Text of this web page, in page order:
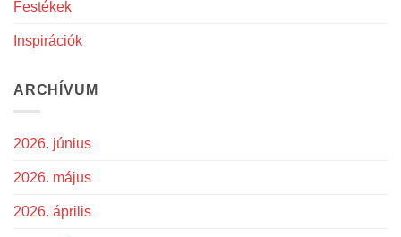
Festékek
Inspirációk
ARCHÍVUM
2026. június
2026. május
2026. április